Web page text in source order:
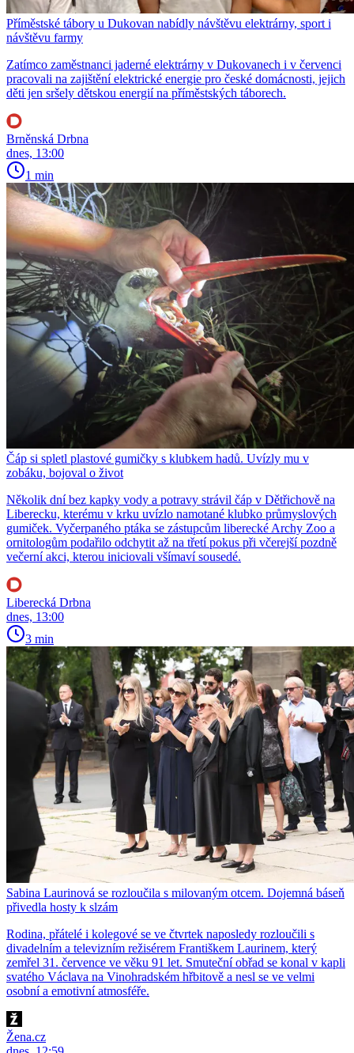
Příměstské tábory u Dukovan nabídly návštěvu elektrárny, sport i
návštěvu farmy
Zatímco zaměstnanci jaderné elektrárny v Dukovanech i v červenci
pracovali na zajištění elektrické energie pro české domácnosti, jejich
děti jen sršely dětskou energií na příměstských táborech.
Brněnská Drbna
dnes, 13:00
1 min
Čáp si spletl plastové gumičky s klubkem hadů. Uvízly mu v
zobáku, bojoval o život
Několik dní bez kapky vody a potravy strávil čáp v Dětřichově na
Liberecku, kterému v krku uvízlo namotané klubko průmyslových
gumiček. Vyčerpaného ptáka se zástupcům liberecké Archy Zoo a
ornitologům podařilo odchytit až na třetí pokus při včerejší pozdně
večerní akci, kterou iniciovali všímaví sousedé.
Liberecká Drbna
dnes, 13:00
3 min
Sabina Laurinová se rozloučila s milovaným otcem. Dojemná báseň
přivedla hosty k slzám
Rodina, přátelé i kolegové se ve čtvrtek naposledy rozloučili s
divadelním a televizním režisérem Františkem Laurinem, který
zemřel 31. července ve věku 91 let. Smuteční obřad se konal v kapli
svatého Václava na Vinohradském hřbitově a nesl se ve velmi
osobní a emotivní atmosféře.
Žena.cz